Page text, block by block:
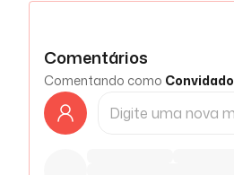
Comentários
Comentando como Convidado